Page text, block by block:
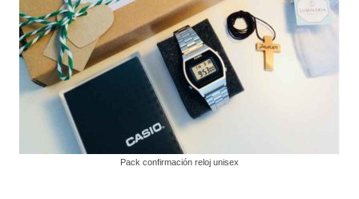
Pack confirmación reloj unisex